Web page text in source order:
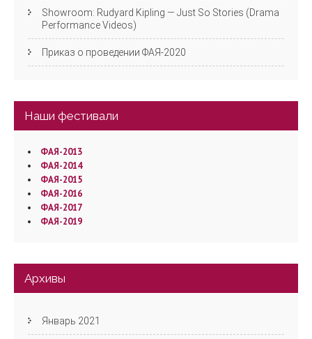
Showroom: Rudyard Kipling — Just So Stories (Drama
Performance Videos)
Приказ о проведении ФАЯ-2020
Наши фестивали
ФАЯ-2013
ФАЯ-2014
ФАЯ-2015
ФАЯ-2016
ФАЯ-2017
ФАЯ-2019
Архивы
Январь 2021